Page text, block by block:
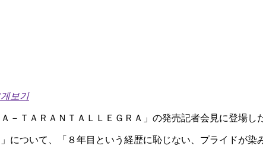
보기
ＴＡＲＡＮＴＡＬＬＥＧＲＡ」の発売記者会見に登場し
について、「８年目という経歴に恥じない、プライドが